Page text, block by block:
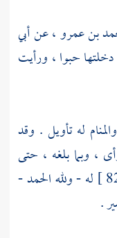
بن عمرو، عنأبي
حبوا ، ورأيت
له تأويل . وقد
، وبما بلغه ، حتى
له - ولله الحمد -
.